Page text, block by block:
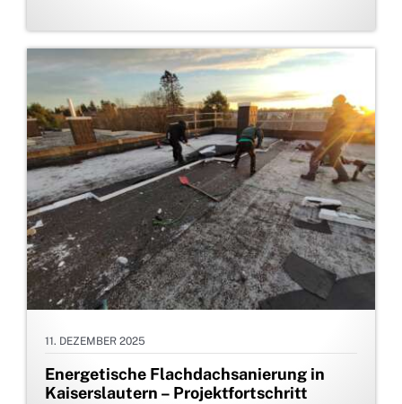
11. DEZEMBER 2025
Energetische Flachdachsanierung in
Kaiserslautern – Projektfortschritt